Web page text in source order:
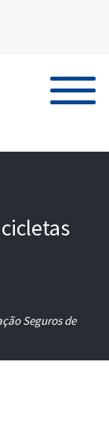
Seguros de